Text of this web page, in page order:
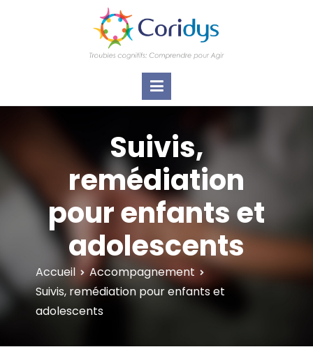
ASSOCIATION CORIDYS – Troubles
CORIDYS, association loi 1901, 4 pôles
d'actions Information Accompagnement
Innovation/E­xpertise Formations autour des
Suivis,
remédiation
pour enfants et
adolescents
Accueil
Accompagnement
Suivis, remédiation pour enfants et
adolescents